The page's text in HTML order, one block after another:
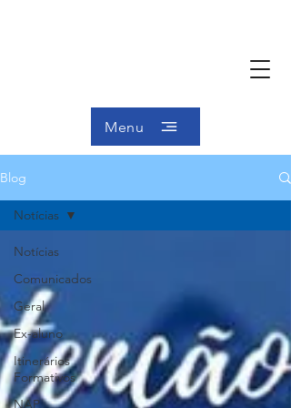
Menu
Blog
Notícias
Comunicados
Geral
Ex-aluno
Itinerários
Formativos
NAP
Notícias